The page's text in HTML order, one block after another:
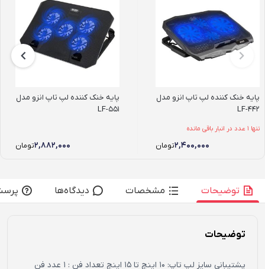
پایه خنک کننده لپ تاپ انزو مدل
LF-442
تنها 1 عدد در انبار باقی مانده
۲,۴۰۰,۰۰۰تومان
پایه خنک کننده لپ تاپ انزو مدل
LF-551
۲,۸۸۲,۰۰۰تومان
توضیحات مشخصات دیدگاه‌ها
توضیحات
پشتیبانی سایز لپ تاپ: 10 اینچ تا 15 اینچ تعداد فن : 1 عدد فن